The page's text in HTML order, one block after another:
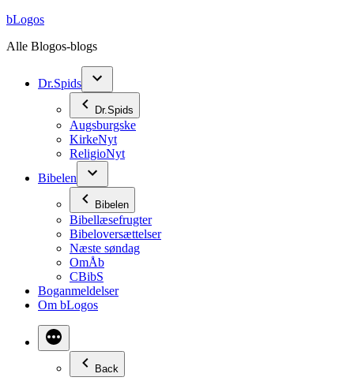
Videre
indhold
bLogos
Alle Blogos-blogs
Dr.Spids
Dr.Spids
Augsburgske
KirkeNyt
ReligioNyt
Bibelen
Bibelen
Bibellæsefrugter
Bibeloversættelser
Næste søndag
OmÅb
CBibS
Boganmeldelser
Om bLogos
Back